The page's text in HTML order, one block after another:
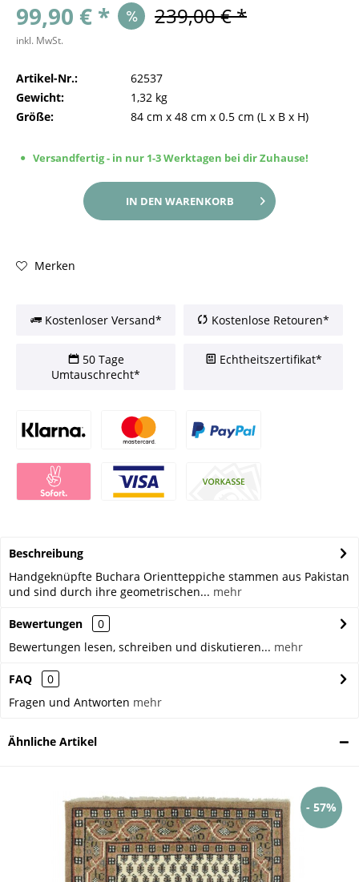
99,90 € * 239,00 € *
inkl. MwSt.
Artikel-Nr.:
62537
Gewicht:
1,32 kg
Größe:
84 cm x 48 cm x 0.5 cm (L x B x H)
Versandfertig - in nur 1-3 Werktagen bei dir Zuhause!
IN DEN WARENKORB
Merken
Kostenloser Versand* Kostenlose Retouren*
50 Tage
Umtauschrecht*
Echtheitszertifikat*
Beschreibung
Handgeknüpfte Buchara Orientteppiche stammen aus Pakistan
und sind durch ihre geometrischen... mehr
Bewertungen
0
Bewertungen lesen, schreiben und diskutieren... mehr
FAQ
0
Fragen und Antworten mehr
Ähnliche Artikel
- 57%